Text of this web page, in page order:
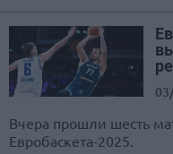
Вчера прошли шесть
Евробаскета-2025.